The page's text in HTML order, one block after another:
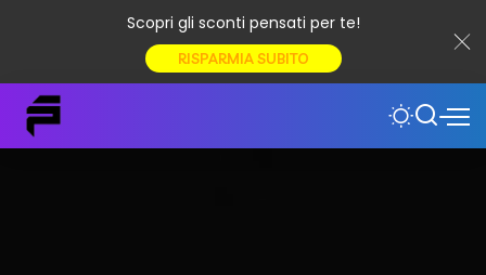
Scopri gli sconti pensati per te!
RISPARMIA SUBITO